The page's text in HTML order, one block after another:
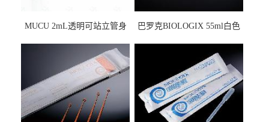
MUCU 2mL透明可站立管身
巴罗克BIOLOGIX 55ml白色
马射线灭菌25-0051